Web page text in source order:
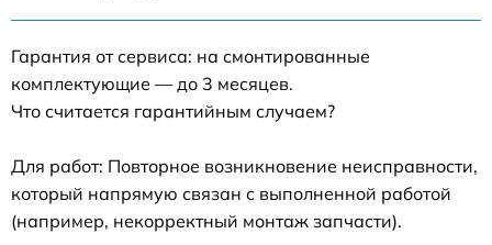
Гарантия от сервиса: на смонтированные
комплектующие — до 3 месяцев.
Что считается гарантийным случаем?
Для работ: Повторное возникновение неисправности,
который напрямую связан с выполненной работой
(например, некорректный монтаж запчасти).